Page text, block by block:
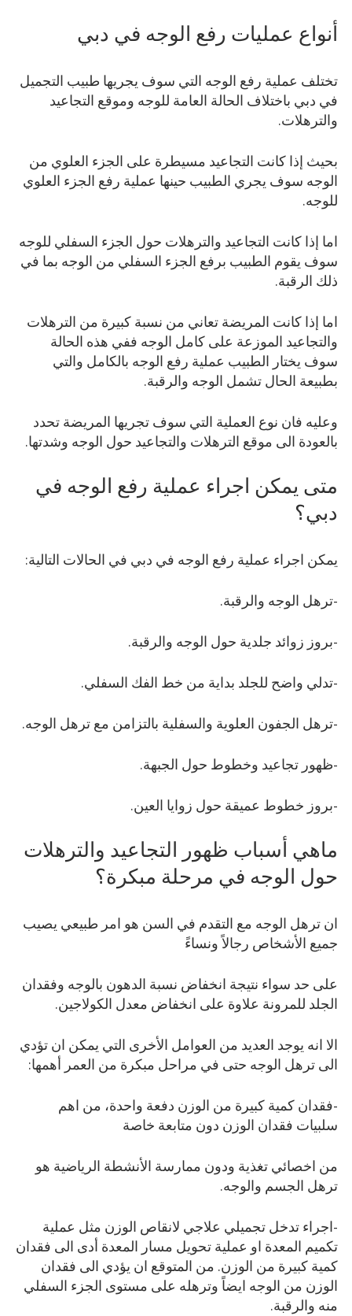
أنواع عمليات رفع الوجه في دبي
تختلف عملية رفع الوجه التي سوف يجريها طبيب التجميل
في دبي باختلاف الحالة العامة للوجه وموقع التجاعيد
والترهلات.
بحيث إذا كانت التجاعيد مسيطرة على الجزء العلوي من
الوجه سوف يجري الطبيب حينها عملية رفع الجزء العلوي
للوجه.
اما إذا كانت التجاعيد والترهلات حول الجزء السفلي للوجه
سوف يقوم الطبيب برفع الجزء السفلي من الوجه بما في
ذلك الرقبة.
اما إذا كانت المريضة تعاني من نسبة كبيرة من الترهلات
والتجاعيد الموزعة على كامل الوجه ففي هذه الحالة
سوف يختار الطبيب عملية رفع الوجه بالكامل والتي
بطبيعة الحال تشمل الوجه والرقبة.
وعليه فان نوع العملية التي سوف تجريها المريضة تحدد
بالعودة الى موقع الترهلات والتجاعيد حول الوجه وشدتها.
متى يمكن اجراء عملية رفع الوجه في
دبي؟
يمكن اجراء عملية رفع الوجه في دبي في الحالات التالية:
-ترهل الوجه والرقبة.
-بروز زوائد جلدية حول الوجه والرقبة.
-تدلي واضح للجلد بداية من خط الفك السفلي.
-ترهل الجفون العلوية والسفلية بالتزامن مع ترهل الوجه.
-ظهور تجاعيد وخطوط حول الجبهة.
-بروز خطوط عميقة حول زوايا العين.
ماهي أسباب ظهور التجاعيد والترهلات
حول الوجه في مرحلة مبكرة؟
ان ترهل الوجه مع التقدم في السن هو امر طبيعي يصيب
جميع الأشخاص رجالاً ونساءً
على حد سواء نتيجة انخفاض نسبة الدهون بالوجه وفقدان
الجلد للمرونة علاوة على انخفاض معدل الكولاجين.
الا انه يوجد العديد من العوامل الأخرى التي يمكن ان تؤدي
الى ترهل الوجه حتى في مراحل مبكرة من العمر أهمها:
-فقدان كمية كبيرة من الوزن دفعة واحدة، من اهم
سلبيات فقدان الوزن دون متابعة خاصة
من اخصائي تغذية ودون ممارسة الأنشطة الرياضية هو
ترهل الجسم والوجه.
-اجراء تدخل تجميلي علاجي لانقاص الوزن مثل عملية
تكميم المعدة او عملية تحويل مسار المعدة أدى الى فقدان
كمية كبيرة من الوزن. من المتوقع ان يؤدي الى فقدان
الوزن من الوجه ايضاً وترهله على مستوى الجزء السفلي
منه والرقبة.